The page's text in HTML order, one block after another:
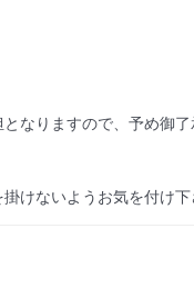
なりますので、予め御了
けないようお気を付け下